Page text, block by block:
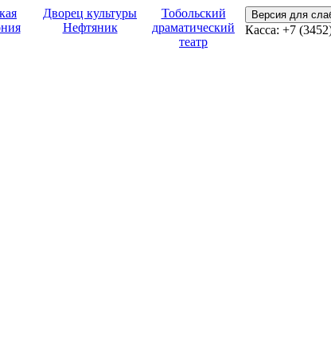
Дворец культуры
Нефтяник
Тобольский
драматический
театр
Версия для
Касса: +7